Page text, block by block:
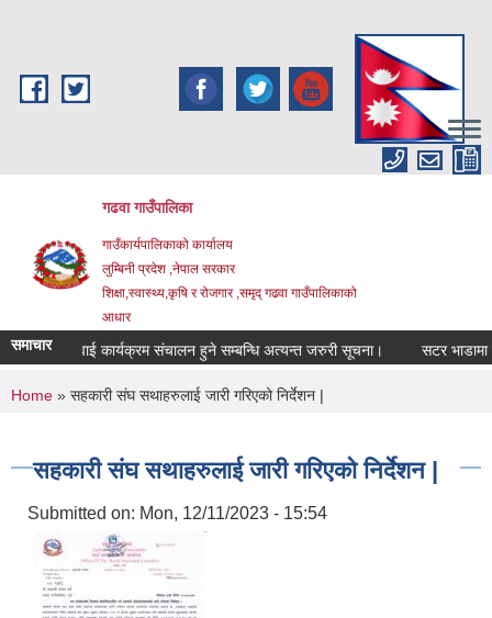
गढवा गाउँपालिका
गाउँकार्यपालिकाको कार्यालय
लुम्बिनी प्रदेश ,नेपाल सरकार
शिक्षा,स्वास्थ्य,कृषि र रोजगार ,समृद् गढवा गाउँपालिकाको
आधार
समाचारसुनुवाई कार्यक्रम संचालन हुने सम्बन्धि अत्यन्त जरुरी सूचना। सटर भाडामा
You are here
Home » सहकारी संघ सथाहरुलाई जारी गरिएको निर्देशन |
सहकारी संघ सथाहरुलाई जारी गरिएको निर्देशन |
Submitted on: Mon, 12/11/2023 - 15:54